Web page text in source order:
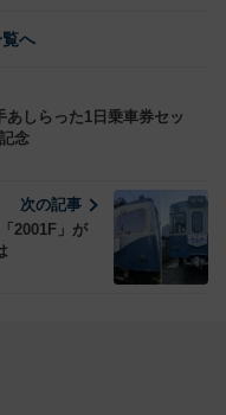
覧へ
しらった1日乗車券セッ
念
次の記事
2001F」が